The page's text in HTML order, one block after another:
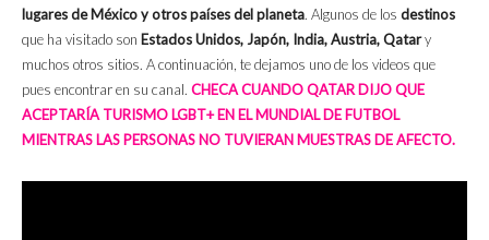
lugares de México y otros países del planeta. Algunos de los destinos
que ha visitado son Estados Unidos, Japón, India, Austria, Qatary
muchos otros sitios. A continuación, te dejamos uno de los videos que
pues encontrar en su canal. CHECA CUANDO QATAR DIJO QUE
ACEPTARÍA TURISMO LGBT+ EN EL MUNDIAL DE FUTBOL
MIENTRAS LAS PERSONAS NO TUVIERAN MUESTRAS DE AFECTO.